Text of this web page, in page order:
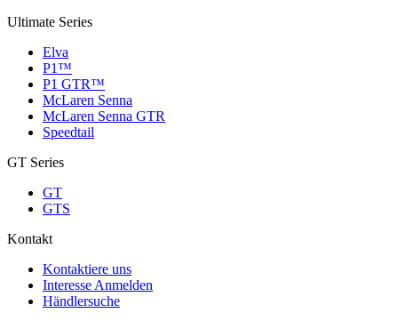
Ultimate Series
Elva
P1™
P1 GTR™
McLaren Senna
McLaren Senna GTR
Speedtail
GT Series
GT
GTS
Kontakt
Kontaktiere uns
Interesse Anmelden
Händlersuche